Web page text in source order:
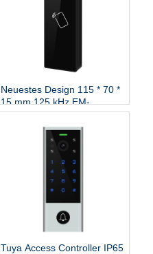
Neuestes Design 115 * 70 *
15 mm 125 kHz EM-
Kartenleser, Touch-Panel-
Proximity-RFID-Wiegand-
Zugangskontrollsystem
Tuya Access Controller IP65